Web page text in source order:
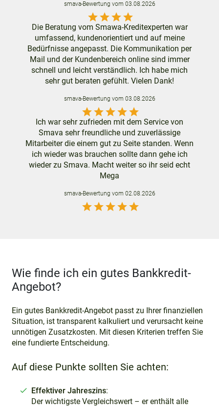
smava-Bewertung vom 03.08.2026
starstarstarstar
Die Beratung vom Smawa-Kreditexperten war
umfassend, kundenorientiert und auf meine
Bedürfnisse angepasst. Die Kommunikation per
Mail und der Kundenbereich online sind immer
schnell und leicht verständlich. Ich habe mich
sehr gut beraten gefühlt. Vielen Dank!
smava-Bewertung vom 03.08.2026
starstarstarstarstar
Ich war sehr zufrieden mit dem Service von
Smava sehr freundliche und zuverlässige
Mitarbeiter die einem gut zu Seite standen. Wenn
ich wieder was brauchen sollte dann gehe ich
wieder zu Smava. Macht weiter so ihr seid echt
Mega
smava-Bewertung vom 02.08.2026
starstarstarstarstar
Wie finde ich ein gutes Bankkredit-
Angebot?
Ein gutes Bankkredit-Angebot passt zu Ihrer finanziellen
Situation, ist transparent kalkuliert und verursacht keine
unnötigen Zusatzkosten. Mit diesen Kriterien treffen Sie
eine fundierte Entscheidung.
Auf diese Punkte sollten Sie achten:
Effektiver Jahreszins:
Der wichtigste Vergleichswert – er enthält alle